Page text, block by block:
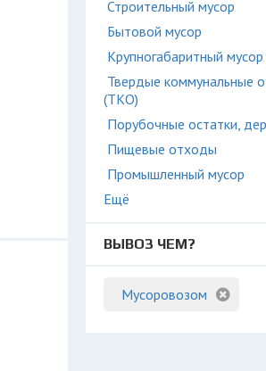
Строительный мусор
Бытовой мусор
Крупногабаритный
Твердые коммунальные
(ТКО)
Порубочные остатки,
Пищевые отходы
Промышленный мусор
Ещё
ВЫВОЗ ЧЕМ?
Мусоровозом